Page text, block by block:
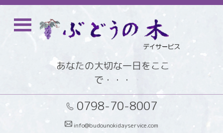
あなたの大切な一日をここ
で・・・
0798-70-8007
info@budounokidayservice.com